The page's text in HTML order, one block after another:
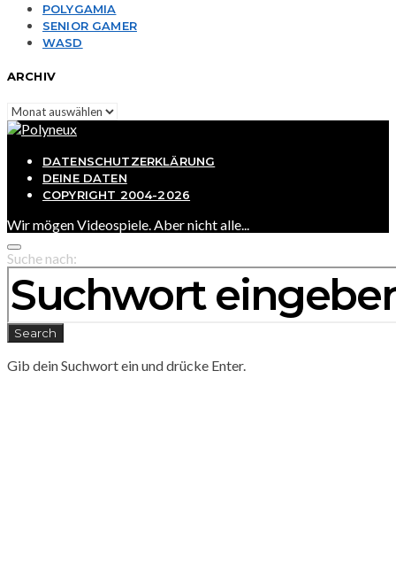
POLYGAMIA
SENIOR GAMER
WASD
ARCHIV
Archiv
DATENSCHUTZERKLÄRUNG
DEINE DATEN
COPYRIGHT 2004-2026
Wir mögen Videospiele. Aber nicht alle...
Suche nach:
Search
Gib dein Suchwort ein und drücke Enter.